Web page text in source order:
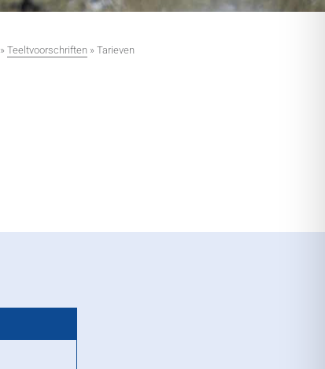
» Teeltvoorschriften » Tarieven